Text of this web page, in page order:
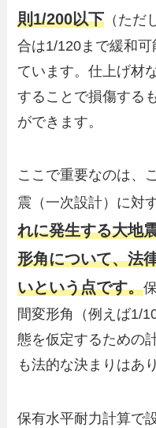
則1/200以下 （た
合は1/120まで緩和
ています。仕上げ材
することで損傷する
ができます。
ここで重要なのは、
震（一次設計）に対
れに発生する大地
形角について、法
いという点です。
間変形角（例えば1/
態を仮定するための
も法的な決まりはあ
保有水平耐力計算で